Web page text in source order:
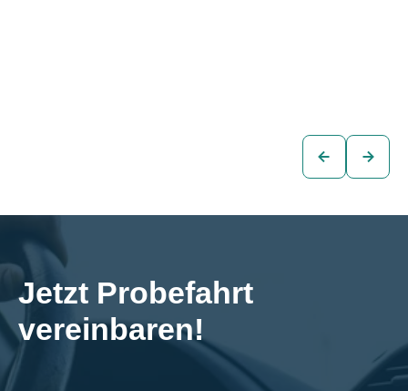
zum
Fahrzeug
Jetzt Probefahrt
vereinbaren!